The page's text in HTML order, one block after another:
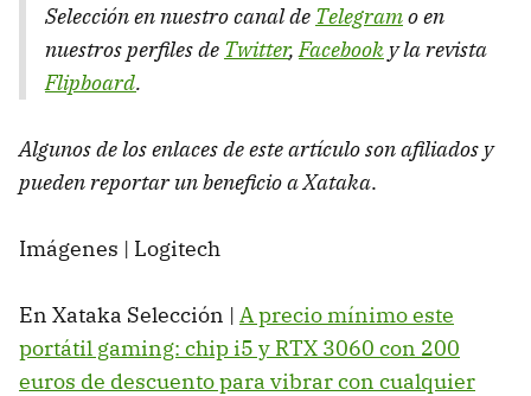
Selección en nuestro canal de Telegramo en
nuestros perfiles de Twitter,Facebook y la revista
Flipboard.
Algunos de los enlaces de este artículo son afiliados y
pueden reportar un beneficio a Xataka.
Imágenes | Logitech
En Xataka Selección | A precio mínimo este
portátil gaming: chip i5 y RTX 3060 con 200
euros de descuento para vibrar con cualquier